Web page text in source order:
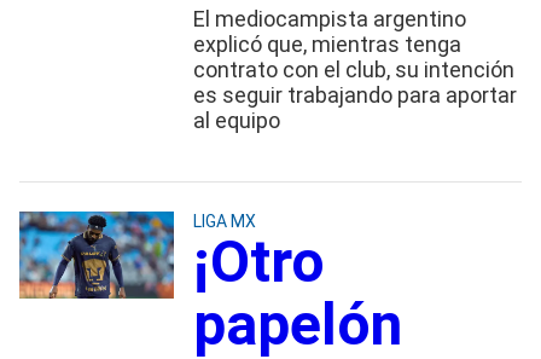
El mediocampista argentino
explicó que, mientras tenga
contrato con el club, su intención
es seguir trabajando para aportar
al equipo
LIGA MX
¡Otro
papelón